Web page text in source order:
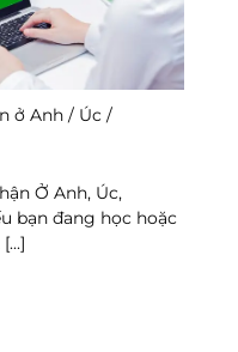
ở Anh / Úc /
Ở Anh, Úc,
bạn đang học hoặc